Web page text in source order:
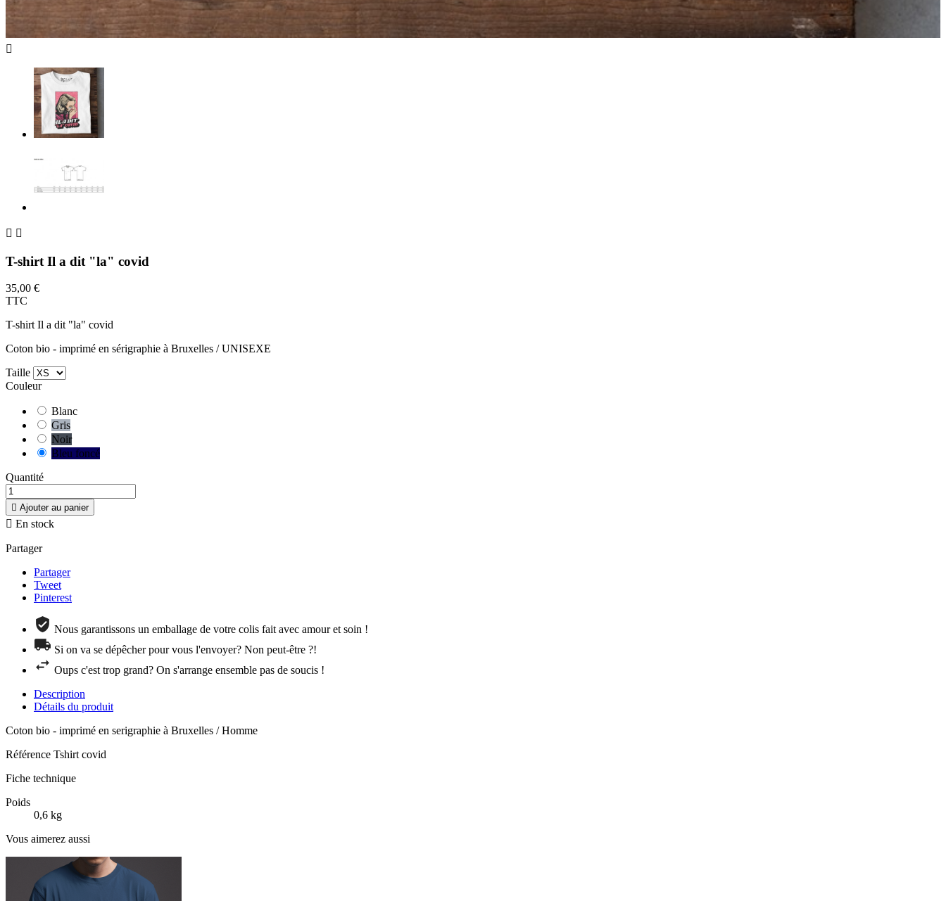

 
T-shirt Il a dit "la" covid
35,00 €
TTC
T-shirt Il a dit "la" covid
Coton bio - imprimé en sérigraphie à Bruxelles / UNISEXE
Taille
Couleur
Blanc
Gris
Noir
Bleu foncé
Quantité
 Ajouter au panier
 En stock
Partager
Partager
Tweet
Pinterest
Nous garantissons un emballage de votre colis fait avec amour et soin !
Si on va se dépêcher pour vous l'envoyer? Non peut-être ?!
Oups c'est trop grand? On s'arrange ensemble pas de soucis !
Description
Détails du produit
Coton bio - imprimé en serigraphie à Bruxelles / Homme
Référence Tshirt covid
Fiche technique
Poids
0,6 kg
Vous aimerez aussi